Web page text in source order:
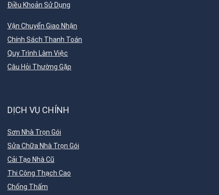
Điều Khoản Sử Dụng
Vận Chuyển Giao Nhận
Chính Sách Thanh Toán
Quy Trình Làm Việc
Câu Hỏi Thường Gặp
DỊCH VỤ CHÍNH
Sơn Nhà Trọn Gói
Sửa Chữa Nhà Trọn Gói
Cải Tạo Nhà Cũ
Thi Công Thạch Cao
Chống Thấm